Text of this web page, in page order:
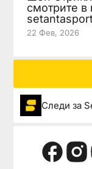
смотрите
22 Фев, 2026
Следи за